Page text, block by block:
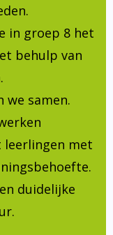
in groep 8 het
behulp van
we samen.
leerlingen met
duidelijke